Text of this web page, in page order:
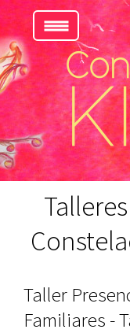
Taller
Familiares -